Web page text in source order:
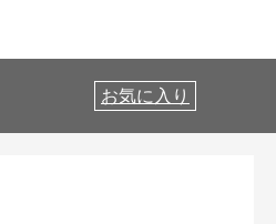
お気に入り